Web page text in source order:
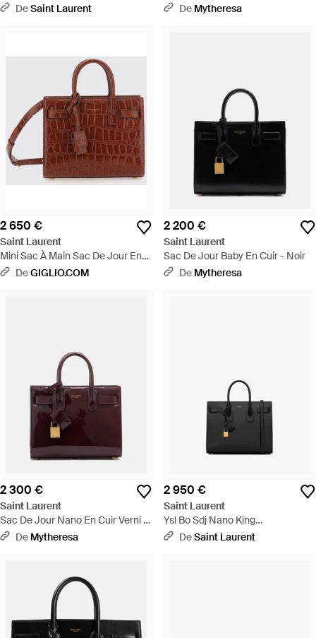
Crocodile - Rose
DeSaint Laurent Sac De Jour" - Noir
De Mytheresa
2 650 €
Saint Laurent
Mini Sac À Main Sac De Jour En
Cuir De Veau Imprimé Crocodile -
DeGIGLIO.COM
2 200 €
Saint Laurent
Sac De Jour Baby En Cuir - Noir
De Mytheresa
2 300 €
Saint Laurent
Sac De Jour Nano En Cuir Verni -
Violet
De Mytheresa
2 950 €
Saint Laurent
Ysl Bo Sdj Nano King
Palm/Nouveau - Noir
DeSaint Laurent